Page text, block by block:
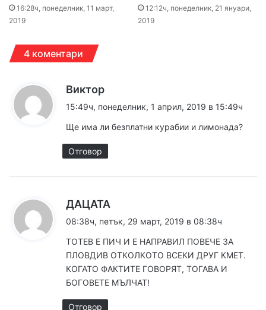
16:28ч, понеделник, 11 март,
2019
12:12ч, понеделник, 21 януари,
2019
4 коментари
Виктор
а
:
15:49ч, понеделник, 1 април, 2019 в 15:49ч
Ще има ли безплатни курабии и лимонада?
Отговор
ДАЦАТА
а
:
08:38ч, петък, 29 март, 2019 в 08:38ч
ТОТЕВ Е ПИЧ И Е НАПРАВИЛ ПОВЕЧЕ ЗА
ПЛОВДИВ ОТКОЛКОТО ВСЕКИ ДРУГ КМЕТ.
КОГАТО ФАКТИТЕ ГОВОРЯТ, ТОГАВА И
БОГОВЕТЕ МЪЛЧАТ!
Отговор